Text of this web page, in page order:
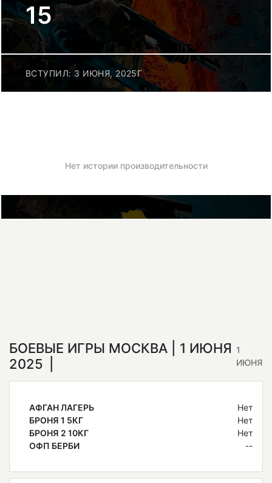
15
ВСТУПИЛ: 3 ИЮНЯ, 2025Г
Нет истории производительности
БОЕВЫЕ ИГРЫ МОСКВА | 1 ИЮНЯ
2025
1
ИЮНЯ
АФГАН ЛАГЕРЬ
Нет
БРОНЯ 1 5КГ
Нет
БРОНЯ 2 10КГ
Нет
ОФП БЕРБИ
--